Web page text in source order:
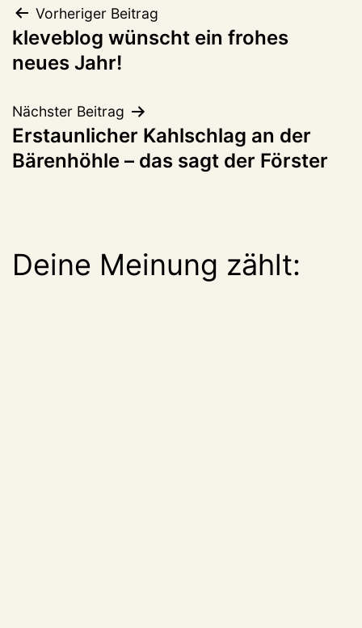
Beitragsnavigation
Vorheriger Beitrag
kleveblog wünscht ein frohes
neues Jahr!
Nächster Beitrag
Erstaunlicher Kahlschlag an der
Bärenhöhle – das sagt der Förster
Deine Meinung zählt: